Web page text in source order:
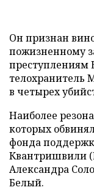
Он признан
пожизненному
преступлениям
телохранитель
в четырех
Наиболее
которых
фонда
Квантришвили
Александра
Белый.